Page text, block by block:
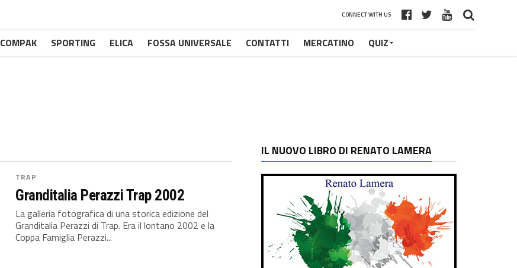
CONNECT WITH US
COMPAK SPORTING ELICA FOSSA UNIVERSALE CONTATTI MERCATINO QUIZ
TRAP
Granditalia Perazzi Trap 2002
La galleria fotografica di una storica edizione del
Granditalia Perazzi di Trap. Era il lontano 2002 e la
Coppa Famiglia Perazzi...
IL NUOVO LIBRO DI RENATO LAMERA